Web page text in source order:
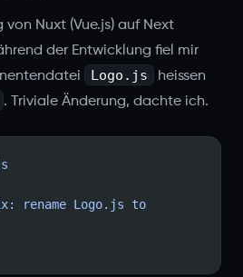
Nuxt (Vue.js) auf Next
der Entwicklung fiel mir
Logo.js
heissen
. Triviale Änderung, dachte ich.
rename Logo.js to